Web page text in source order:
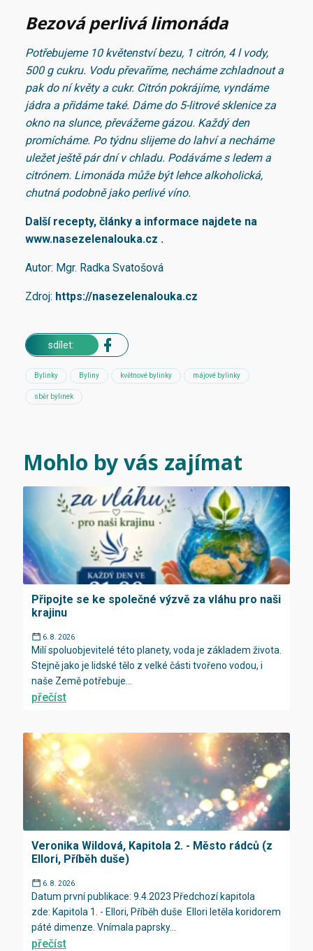
Bezová perlivá limonáda
Potřebujeme 10 květenství bezu, 1 citrón, 4 l vody,
500 g cukru. Vodu převaříme, necháme zchladnout a
pak do ní květy a cukr. Citrón pokrájíme, vyndáme
jádra a přidáme také. Dáme do 5-litrové sklenice za
okno na slunce, převážeme gázou. Každý den
promícháme. Po týdnu slijeme do lahví a necháme
uležet ještě pár dní v chladu. Podáváme s ledem a
citrónem. Limonáda může být lehce alkoholická,
chutná podobně jako perlivé víno.
Další recepty, články a informace najdete na
www.nasezelenalouka.cz .
Autor: Mgr. Radka Svatošová
Zdroj: https://nasezelenalouka.cz
sdílet:
Bylinky Byliny květnové bylinky májové bylinky
sběr bylinek
Mohlo by vás zajímat
Připojte se ke společné výzvě za vláhu pro naši
krajinu
6. 8. 2026
Milí spoluobjevitelé této planety, voda je základem života.
Stejně jako je lidské tělo z velké části tvořeno vodou, i
naše Země potřebuje...
přečíst
Veronika Wildová, Kapitola 2. - Město rádců (z
Ellori, Příběh duše)
6. 8. 2026
Datum první publikace: 9.4.2023 Předchozí kapitola
zde: Kapitola 1. - Ellori, Příběh duše Ellori letěla koridorem
páté dimenze. Vnímala paprsky...
přečíst